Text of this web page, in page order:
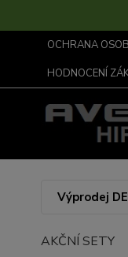
OCHRANA
HODNOCENÍ
Výprodej
AKČNÍ SETY